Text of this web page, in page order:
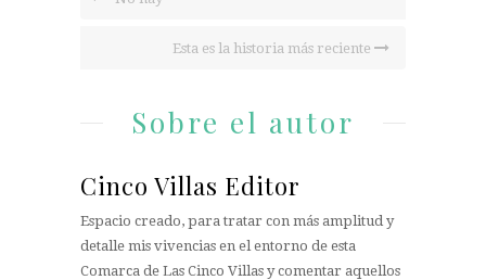
Esta es la historia más reciente
Sobre el autor
Cinco Villas Editor
Espacio creado, para tratar con más amplitud y
detalle mis vivencias en el entorno de esta
Comarca de Las Cinco Villas y comentar aquellos